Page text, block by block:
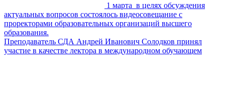
1 марта в целях обсуждения
актуальных вопросов состоялось видеосовещание с
проректорами образовательных организаций высшего
образования.
Преподаватель СДА Андрей Иванович Солодков принял
участие в качестве лектора в международном обучающем